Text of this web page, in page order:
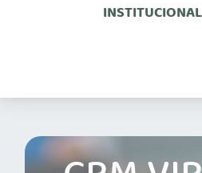
INSTITUCIONAL